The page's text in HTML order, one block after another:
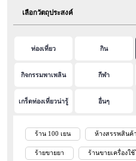
เลือกวัตถุประสงค์
ท่องเที่ยว กิน
กิจกรรมพาเพลิน กีฬา
เกร็ดท่องเที่ยวน่ารู้ อื่นๆ
ร้าน 100 เยน ห้างสรรพสินค้า
ร้ายขายยา ร้านขายเครื่องใ